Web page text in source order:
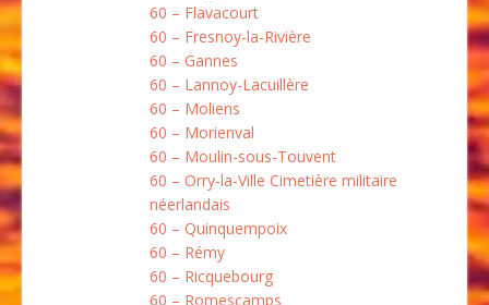
60 – Flavacourt
60 – Fresnoy-la-Rivière
60 – Gannes
60 – Lannoy-Lacuillère
60 – Moliens
60 – Morienval
60 – Moulin-sous-Touvent
60 – Orry-la-Ville Cimetière militaire
néerlandais
60 – Quinquempoix
60 – Rémy
60 – Ricquebourg
60 – Romescamps